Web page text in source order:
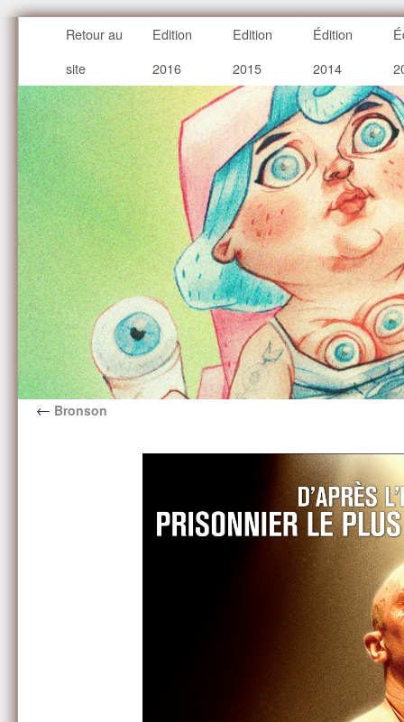
Retour au
site
Edition
2016
Edition
2015
Édition
2014
← Bronson